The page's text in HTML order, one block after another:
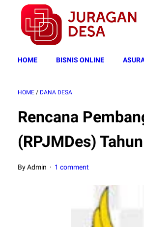
HOME BISNIS ONLINE
HOME / DANA DESA
Rencana
(RPJMDes)
By Admin 1 comment